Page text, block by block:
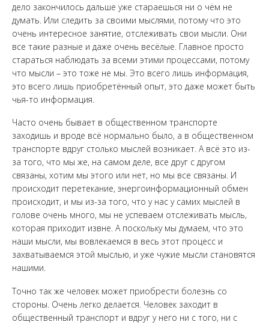
дело закончилось дальше уже стараешься ни о чём не
думать. Или следить за своими мыслями, потому что это
очень интересное занятие, отслеживать свои мысли. Они
все такие разные и даже очень весёлые. Главное просто
стараться наблюдать за всеми этими процессами, потому
что мысли – это тоже не мы. Это всего лишь информация,
это всего лишь приобретённый опыт, это даже может быть
чья-то информация.
Часто очень бывает в общественном транспорте
заходишь и вроде всё нормально было, а в общественном
транспорте вдруг столько мыслей возникает. А всё это из-
за того, что мы же, на самом деле, все друг с другом
связаны, хотим мы этого или нет, но мы все связаны. И
происходит перетекание, энергоинформационный обмен
происходит, и мы из-за того, что у нас у самих мыслей в
голове очень много, мы не успеваем отслеживать мысль,
которая приходит извне. А поскольку мы думаем, что это
наши мысли, мы вовлекаемся в весь этот процесс и
захватываемся этой мыслью, и уже чужие мысли становятся
нашими.
Точно так же человек может приобрести болезнь со
стороны. Очень легко делается. Человек заходит в
общественный транспорт и вдруг у него ни с того, ни с